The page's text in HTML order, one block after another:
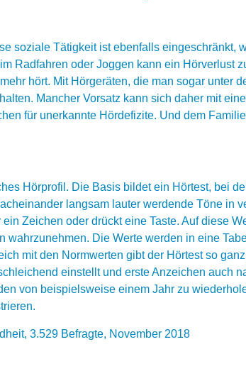
soziale Tätigkeit ist ebenfalls eingeschränkt,
Radfahren oder Joggen kann ein Hörverlust
hört. Mit Hörgeräten, die man sogar unter
Mancher Vorsatz kann sich daher mit
für unerkannte Hördefizite. Und dem
Hörprofil. Die Basis bildet ein Hörtest, bei
langsam lauter werdende Töne in
Zeichen oder drückt eine Taste. Auf diese
Die Werte werden in eine
mit den Normwerten gibt der Hörtest so
einstellt und erste Anzeichen auch
von beispielsweise einem Jahr zu
3.529 Befragte, November 2018